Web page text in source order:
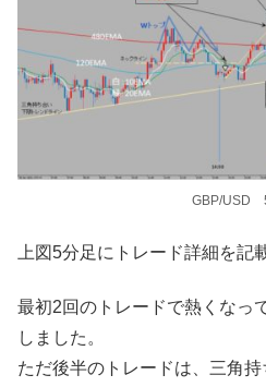
GBP/USD
上図5分足にトレード詳細を記
最初2回のトレードで熱くなっ
しました。
ただ後半のトレードは、三角